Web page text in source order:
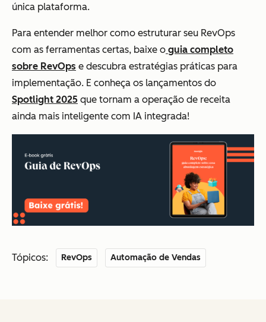
única plataforma.
Para entender melhor como estruturar seu RevOps
com as ferramentas certas, baixe o guia completo
sobre RevOps e descubra estratégias práticas para
implementação. E conheça os lançamentos do
Spotlight 2025 que tornam a operação de receita
ainda mais inteligente com IA integrada!
Tópicos: RevOps Automação de Vendas